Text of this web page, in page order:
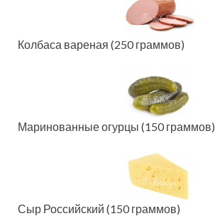
Колбаса вареная (250 граммов)
Маринованные огурцы (150 граммов)
Сыр Российский (150 граммов)